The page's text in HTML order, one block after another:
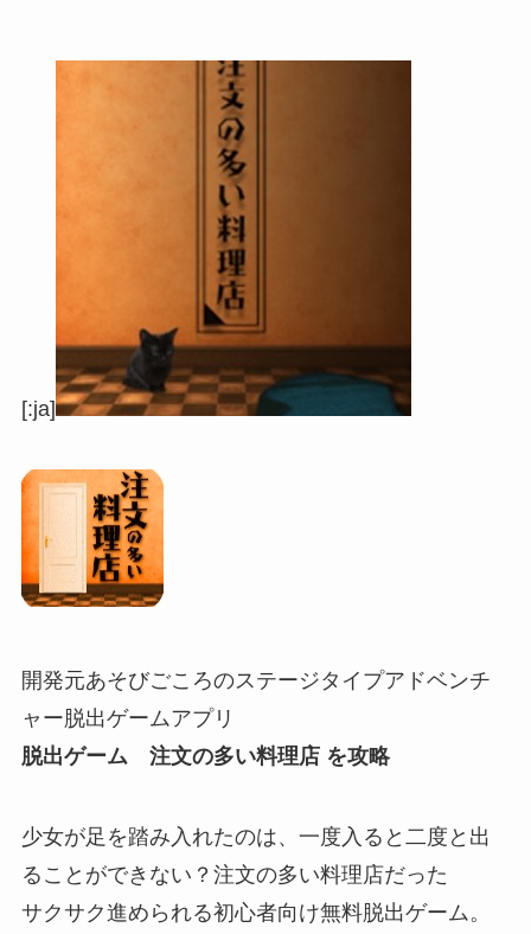
[:ja]
開発元あそびごころのステージタイプアドベンチ
ャー脱出ゲームアプリ
脱出ゲーム 注文の多い料理店 を攻略
少女が足を踏み入れたのは、一度入ると二度と出
ることができない？注文の多い料理店だった
サクサク進められる初心者向け無料脱出ゲーム。